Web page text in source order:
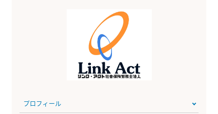
プロフィール